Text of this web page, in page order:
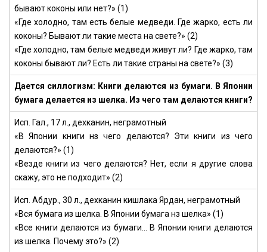
бывают коконы или нет?» (1)
«Где холодно, там есть белые медведи. Где жарко, есть ли
коконы? Бывают ли такие места на свете?» (2)
«Где холодно, там белые медведи живут ли? Где жарко, там
коконы бывают ли? Есть ли такие страны на свете?» (3)
Дается силлогизм: Книги делаются из бумаги. В Японии
бумага делается из шелка. Из чего там делаются книги?
Исп. Гал., 17 л., дехканин, неграмотный
«В Японии книги нз чего делаются? Эти книги из чего
делаются?» (1)
«Везде книги из чего делаются? Нет, если я другие слова
скажу, это не подходит» (2)
Исп. Абдур., 30 л., дехканин кишлака Ярдан, неграмотный
«Вся бумага из шелка. В Японии бумага нз шелка» (1)
«Все книги делаются из бумаги... В Японии книги делаются
из шелка. Почему это?» (2)